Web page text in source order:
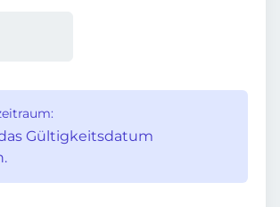
Gültigkeitsdatum